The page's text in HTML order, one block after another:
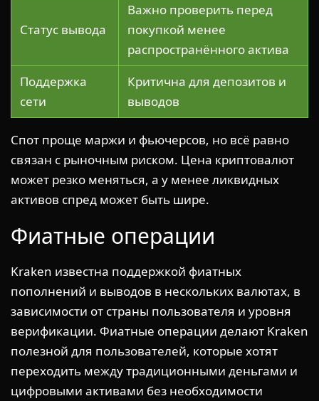
Статус вывода
Важно проверить перед
покупкой менее
распространённого актива
Поддержка
сети
Критична для депозитов и
выводов
Спот проще маржи и фьючерсов, но всё равно
связан с рыночным риском. Цена криптовалют
может резко меняться, а у менее ликвидных
активов спред может быть шире.
Фиатные операции
Kraken известна поддержкой фиатных
пополнений и выводов в нескольких валютах, в
зависимости от страны пользователя и уровня
верификации. Фиатные операции делают Kraken
полезной для пользователей, которые хотят
переходить между традиционными деньгами и
цифровыми активами без необходимости